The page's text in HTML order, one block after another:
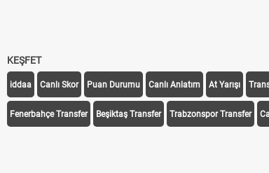
KEŞFET
iddaa Canlı Skor Puan Durumu Canlı Anlatım At Yarışı
Fenerbahçe Transfer Beşiktaş Transfer Trabzonspor Transfer